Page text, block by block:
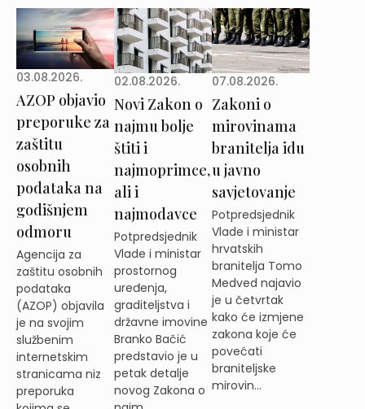
03.08.2026.
AZOP objavio
preporuke za
zaštitu
osobnih
podataka na
godišnjem
odmoru
Agencija za
zaštitu osobnih
podataka
(AZOP) objavila
je na svojim
službenim
internetskim
stranicama niz
preporuka
02.08.2026.
Novi Zakon o
najmu bolje
štiti i
najmoprimce,
ali i
najmodavce
Potpredsjednik
Vlade i ministar
prostornog
uređenja,
graditeljstva i
državne imovine
Branko Bačić
predstavio je u
petak detalje
novog Zakona o
07.08.2026.
Zakoni o
mirovinama
branitelja idu
u javno
savjetovanje
Potpredsjednik
Vlade i ministar
hrvatskih
branitelja Tomo
Medved najavio
je u četvrtak
kako će izmjene
zakona koje će
povećati
braniteljske
mirovin...